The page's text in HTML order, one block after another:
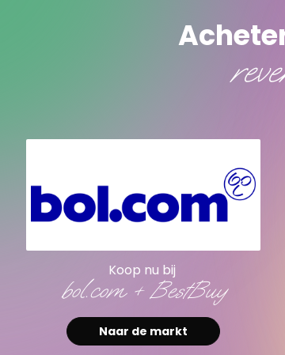
Koop nu bij
bol.com + BestBuy
Naar de markt